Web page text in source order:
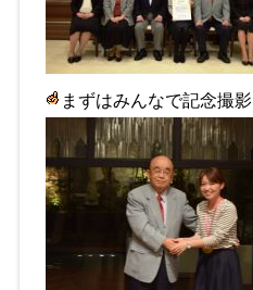
まずはみんなで記念撮影